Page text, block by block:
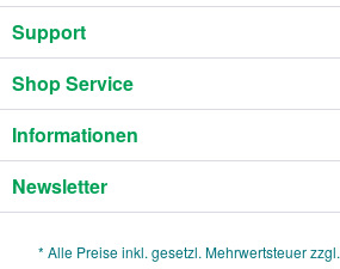
Support
Shop Service
Informationen
Newsletter
* Alle Preise inkl. gesetzl. Mehrwertsteuer zzgl.